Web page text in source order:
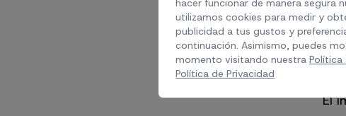
El
hacer funcionar de manera segura
utilizamos cookies para medir y
publicidad a tus gustos y
continuación. Asimismo, puedes
momento visitando nuestra Política
Política de Privacidad